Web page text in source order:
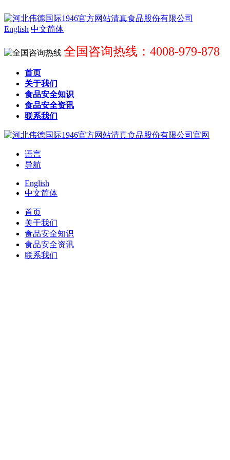
English 中文简体
全国咨询热线：4008-979-878
首页
关于我们
食品安全知识
食品安全资讯
联系我们
语言
导航
English
中文简体
首页
关于我们
食品安全知识
食品安全资讯
联系我们